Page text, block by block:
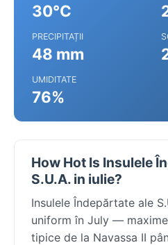
30°C
PRECIPITAȚII
48 mm
UMIDITATE
76%
How Hot Is Insulele
S.U.A. in iulie?
Insulele Îndepărtate ale
uniform în July —
tipice de la Navassa II